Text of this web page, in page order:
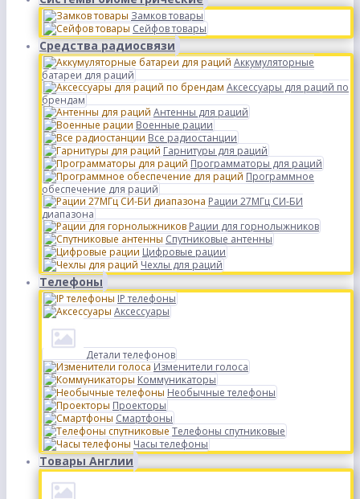
Замков товары
Сейфов товары
Средства радиосвязи
Аккумуляторные
батареи для раций
Аксессуары для раций по
брендам
Антенны для раций
Военные рации
Все радиостанции
Гарнитуры для раций
Программаторы для раций
Программное
обеспечение для раций
Рации 27МГц СИ-БИ
диапазона
Рации для горнолыжников
Спутниковые антенны
Цифровые рации
Чехлы для раций
Телефоны
IP телефоны
Аксессуары
Детали телефонов
Изменители голоса
Коммуникаторы
Необычные телефоны
Проекторы
Смартфоны
Телефоны спутниковые
Часы телефоны
Товары Англии